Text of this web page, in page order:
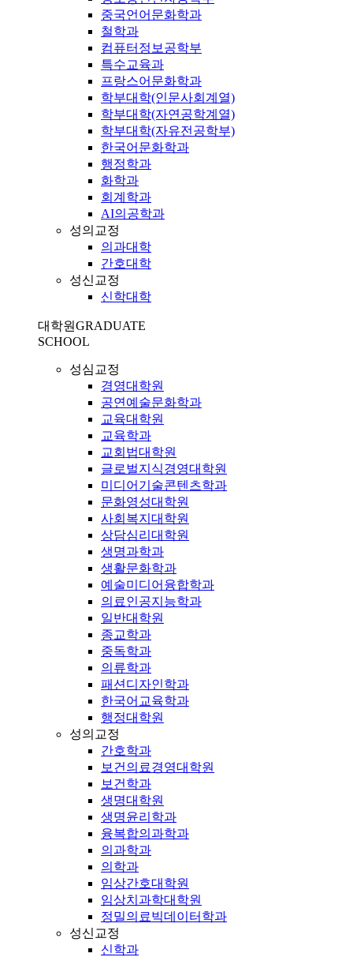
중국언어문화학과
철학과
컴퓨터정보공학부
특수교육과
프랑스어문화학과
학부대학(인문사회계열)
학부대학(자연공학계열)
학부대학(자유전공학부)
한국어문화학과
행정학과
화학과
회계학과
AI의공학과
성의교정
의과대학
간호대학
성신교정
신학대학
대학원GRADUATE
SCHOOL
성심교정
경영대학원
공연예술문화학과
교육대학원
교육학과
교회법대학원
글로벌지식경영대학원
미디어기술콘텐츠학과
문화영성대학원
사회복지대학원
상담심리대학원
생명과학과
생활문화학과
예술미디어융합학과
의료인공지능학과
일반대학원
종교학과
중독학과
의류학과
패션디자인학과
한국어교육학과
행정대학원
성의교정
간호학과
보건의료경영대학원
보건학과
생명대학원
생명윤리학과
융복합의과학과
의과학과
의학과
임상간호대학원
임상치과학대학원
정밀의료빅데이터학과
성신교정
신학과